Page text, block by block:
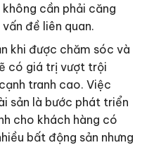
cần phải căng
đề liên quan.
khi được chăm sóc và
có giá trị vượt trội
tranh cao. Việc
sản là bước phát triển
cho khách hàng có
bất động sản nhưng